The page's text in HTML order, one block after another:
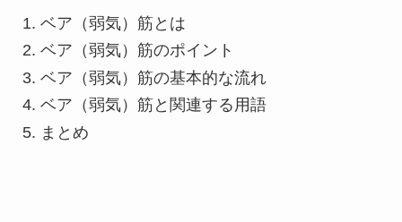
ベア（弱気）筋とは
ベア（弱気）筋のポイント
ベア（弱気）筋の基本的な流れ
ベア（弱気）筋と関連する用語
まとめ